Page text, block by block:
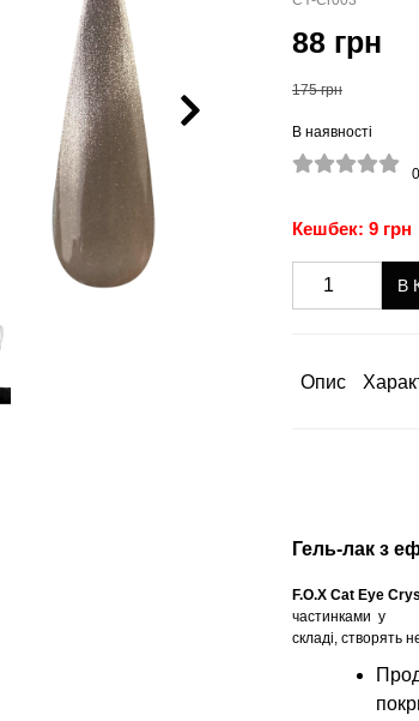
88 грн
175 грн
В наявності
0
Кешбек: 9 грн
В
Опис
Гель-лак з
F.O.X Cat Eye
частинками у
складі, створять